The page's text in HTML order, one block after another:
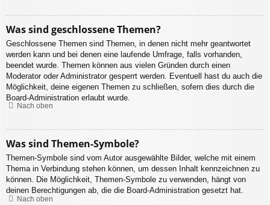
Was sind geschlossene Themen?
Geschlossene Themen sind Themen, in denen nicht mehr geantwortet
werden kann und bei denen eine laufende Umfrage, falls vorhanden,
beendet wurde. Themen können aus vielen Gründen durch einen
Moderator oder Administrator gesperrt werden. Eventuell hast du auch die
Möglichkeit, deine eigenen Themen zu schließen, sofern dies durch die
Board-Administration erlaubt wurde.
Nach oben
Was sind Themen-Symbole?
Themen-Symbole sind vom Autor ausgewählte Bilder, welche mit einem
Thema in Verbindung stehen können, um dessen Inhalt kennzeichnen zu
können. Die Möglichkeit, Themen-Symbole zu verwenden, hängt von
deinen Berechtigungen ab, die die Board-Administration gesetzt hat.
Nach oben